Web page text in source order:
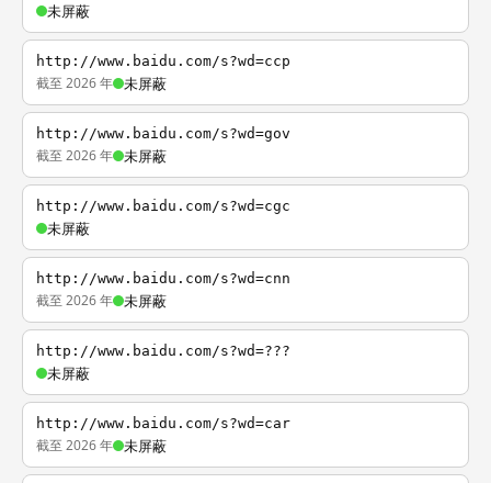
未屏蔽
http://www.baidu.com/s?wd=ccp
截至 2026 年 未屏蔽
http://www.baidu.com/s?wd=gov
截至 2026 年 未屏蔽
http://www.baidu.com/s?wd=cgc
未屏蔽
http://www.baidu.com/s?wd=cnn
截至 2026 年 未屏蔽
http://www.baidu.com/s?wd=???
未屏蔽
http://www.baidu.com/s?wd=car
截至 2026 年 未屏蔽